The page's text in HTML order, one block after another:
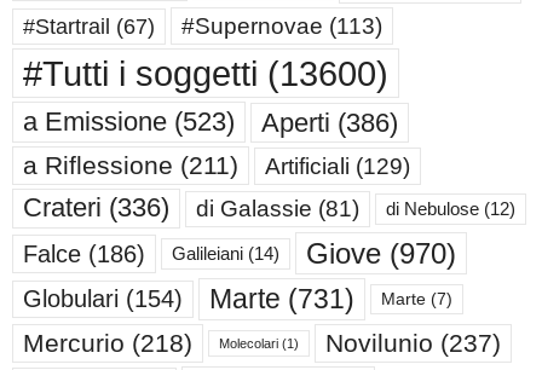
#Startrail (67) #Supernovae (113)
#Tutti i soggetti (13600)
a Emissione (523) Aperti (386)
a Riflessione (211) Artificiali (129)
Crateri (336) di Galassie (81) di Nebulose (12)
Falce (186) Galileiani (14) Giove (970)
Globulari (154) Marte (731) Marte (7)
Mercurio (218) Molecolari (1) Novilunio (237)